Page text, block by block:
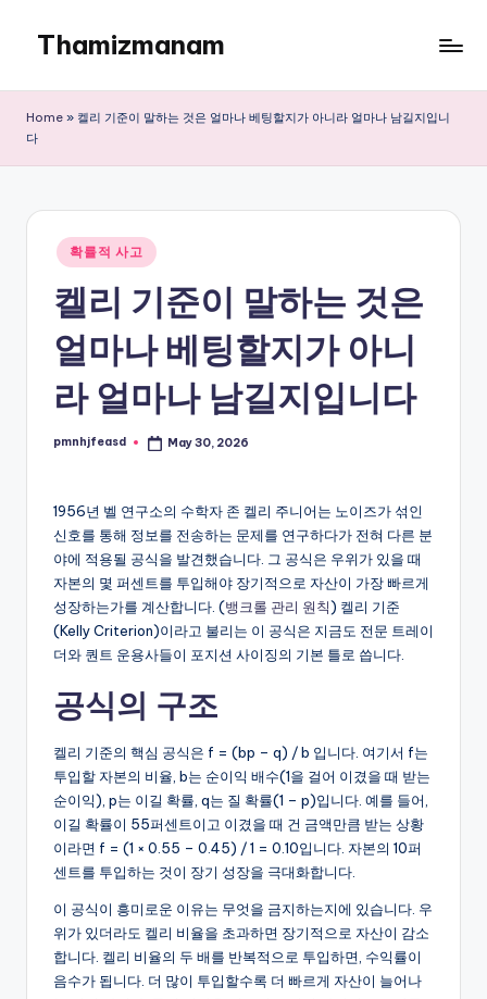
content
Thamizmanam
Home » 켈리 기준이 말하는 것은 얼마나 베팅할지가 아니라 얼마나 남길지입니
다
Posted
in
확률적 사고
켈리 기준이 말하는 것은
얼마나 베팅할지가 아니
라 얼마나 남길지입니다
Posted
pmnhjfeasd May 30, 2026
1956년 벨 연구소의 수학자 존 켈리 주니어는 노이즈가 섞인
신호를 통해 정보를 전송하는 문제를 연구하다가 전혀 다른 분
야에 적용될 공식을 발견했습니다. 그 공식은 우위가 있을 때
자본의 몇 퍼센트를 투입해야 장기적으로 자산이 가장 빠르게
성장하는가를 계산합니다. (뱅크롤 관리 원칙) 켈리 기준
(Kelly Criterion)이라고 불리는 이 공식은 지금도 전문 트레이
더와 퀀트 운용사들이 포지션 사이징의 기본 틀로 씁니다.
공식의 구조
켈리 기준의 핵심 공식은 f = (bp – q) / b 입니다. 여기서 f는
투입할 자본의 비율, b는 순이익 배수(1을 걸어 이겼을 때 받는
순이익), p는 이길 확률, q는 질 확률(1 – p)입니다. 예를 들어,
이길 확률이 55퍼센트이고 이겼을 때 건 금액만큼 받는 상황
이라면 f = (1 × 0.55 – 0.45) / 1 = 0.10입니다. 자본의 10퍼
센트를 투입하는 것이 장기 성장을 극대화합니다.
이 공식이 흥미로운 이유는 무엇을 금지하는지에 있습니다. 우
위가 있더라도 켈리 비율을 초과하면 장기적으로 자산이 감소
합니다. 켈리 비율의 두 배를 반복적으로 투입하면, 수익률이
음수가 됩니다. 더 많이 투입할수록 더 빠르게 자산이 늘어나